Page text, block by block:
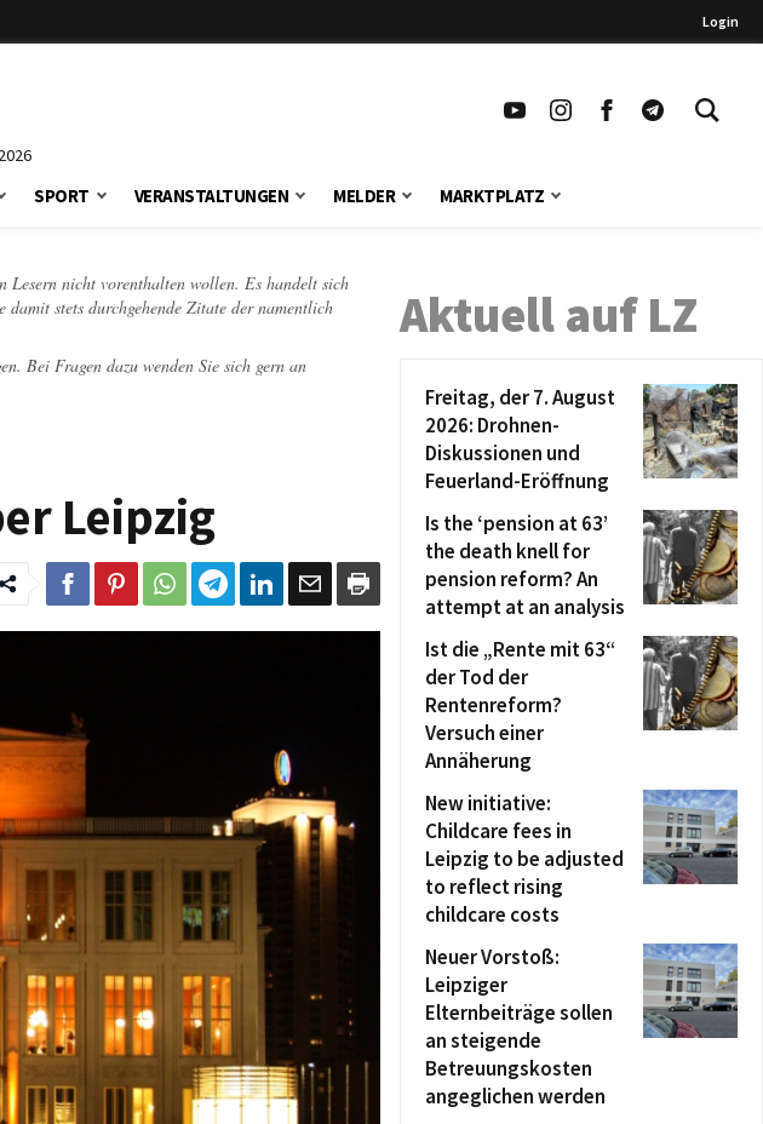
Login
SPORT VERANSTALTUNGEN MELDER MARKTPLATZ
Lesern nicht vorenthalten wollen. Es handelt sich
stets durchgehende Zitate der namentlich
Bei Fragen dazu wenden Sie sich gern an
Leipzig
Aktuell auf LZ
Freitag, der 7. August
2026: Drohnen-
Diskussionen und
Feuerland-Eröffnung
Is the ‘pension at 63’
the death knell for
pension reform? An
attempt at an analysis
Ist die „Rente mit 63“
der Tod der
Rentenreform?
Versuch einer
Annäherung
New initiative:
Childcare fees in
Leipzig to be adjusted
to reflect rising
childcare costs
Neuer Vorstoß:
Leipziger
Elternbeiträge sollen
an steigende
Betreuungskosten
angeglichen werden